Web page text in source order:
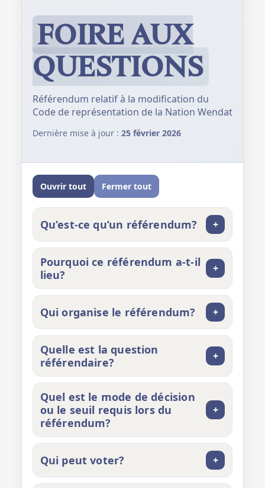
FOIRE AUX
QUESTIONS
Référendum relatif à la modification du
Code de représentation de la Nation Wendat
Dernière mise à jour : 25 février 2026
Ouvrir tout Fermer tout
Qu’est-ce qu’un référendum? +
Pourquoi ce référendum a-t-il
lieu?
+
Qui organise le référendum? +
Quelle est la question
référendaire?
+
Quel est le mode de décision
ou le seuil requis lors du
référendum?
+
Qui peut voter? +